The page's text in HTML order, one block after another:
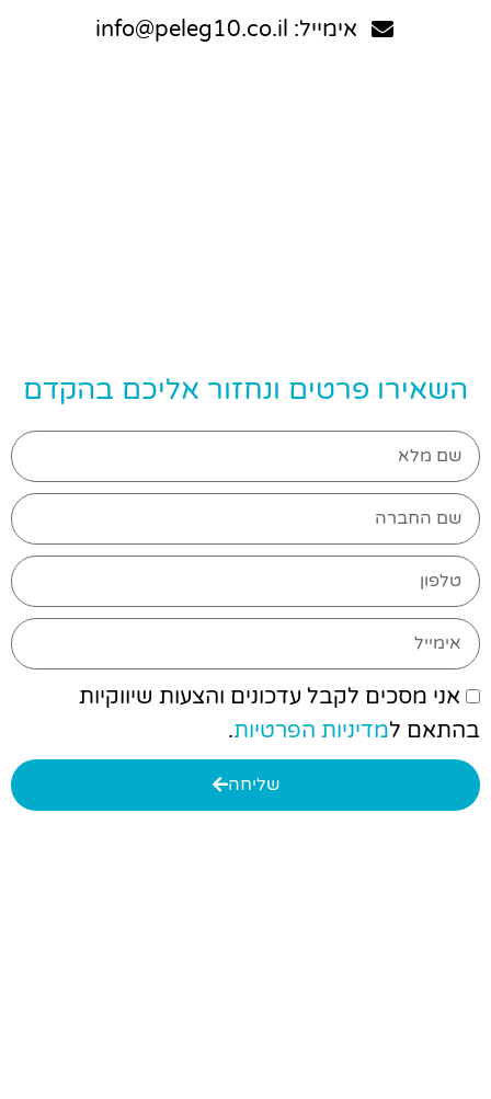
אימייל: info@peleg10.co.il
השאירו פרטים ונחזור אליכם בהקדם
אני מסכים לקבל עדכונים והצעות שיווקיות
בהתאם למדיניות הפרטיות.
שליחה